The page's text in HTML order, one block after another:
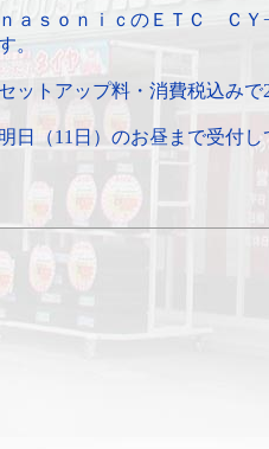
ａｓｏｎｉｃのＥＴＣ ＣＹ
。
ットアップ料・消費税込みで
日（11日）のお昼まで受付し